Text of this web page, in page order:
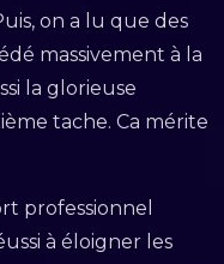
on a lu que des
massivement à la
la glorieuse
tache. Ca mérite
professionnel
à éloigner les